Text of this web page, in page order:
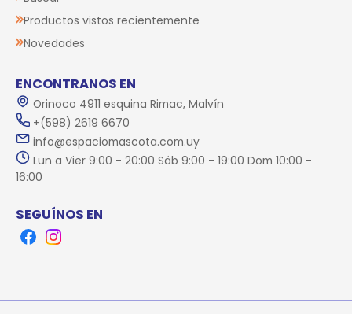
Productos vistos recientemente
Novedades
ENCONTRANOS EN
Orinoco 4911 esquina Rimac, Malvín
+(598) 2619 6670
info@espaciomascota.com.uy
Lun a Vier 9:00 - 20:00 Sáb 9:00 - 19:00 Dom 10:00 -
16:00
SEGUÍNOS EN
FacebookInstagram